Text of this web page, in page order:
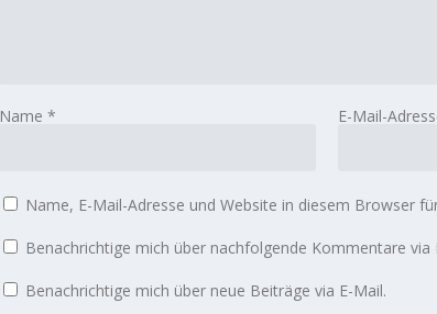
Name * E-Mail-
Name, E-Mail-Adresse und Website in diesem Browser
Benachrichtige mich über nachfolgende Kommentare via
Benachrichtige mich über neue Beiträge via E-Mail.